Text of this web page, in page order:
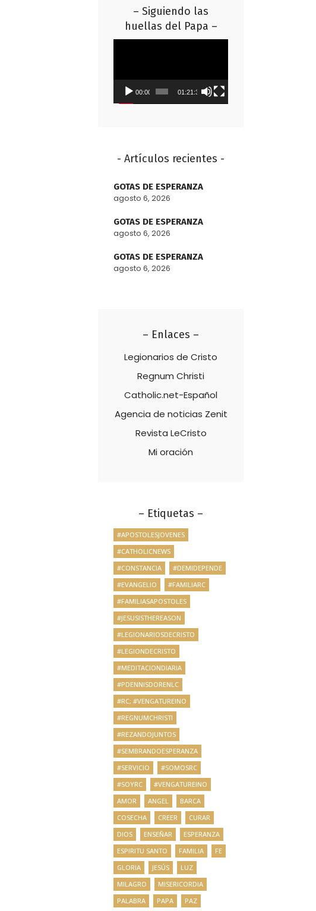
– Siguiendo las
huellas del Papa –
00:00 01:21:37
- Artículos recientes -
GOTAS DE ESPERANZA
agosto 6, 2026
GOTAS DE ESPERANZA
agosto 6, 2026
GOTAS DE ESPERANZA
agosto 6, 2026
– Enlaces –
Legionarios de Cristo
Regnum Christi
Catholic.net-Español
Agencia de noticias Zenit
Revista LeCristo
Mi oración
– Etiquetas –
#APOSTOLESJOVENES
#CATHOLICNEWS
#CONSTANCIA
#DEMIDEPENDE
#EVANGELIO
#FAMILIARC
#FAMILIASAPOSTOLES
#JESUSISTHEREASON
#LEGIONARIOSDECRISTO
#LEGIONDECRISTO
#MEDITACIONDIARIA
#PDENNISDORENLC
#RC; #VENGATUREINO
#REGNUMCHRISTI
#REZANDOJUNTOS
#SEMBRANDOESPERANZA
#SERVICIO
#SOMOSRC
#SOYRC
#VENGATUREINO
AMOR
ANGEL
BARCA
COSECHA
CREER
CURAR
DIOS
ENSEÑAR
ESPERANZA
ESPIRITU SANTO
FAMILIA
FE
GLORIA
JESÚS
LUZ
MILAGRO
MISERICORDIA
PALABRA
PAPA PAZ